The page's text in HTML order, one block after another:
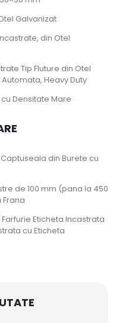
Galvanizat
din Otel
Tip Fluture din Otel
Heavy Duty
Densitate Mare
din Burete cu
de 100 mm (pana la 450
Frana
Eticheta Incastrata
cu Eticheta